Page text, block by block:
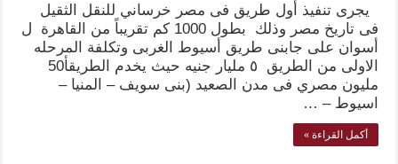
يجرى تنفيذ أول طريق فى مصر خرساني للنقل الثقيل
فى تاريخ مصر وذلك بطول 1000 كم تقريباً من القاهرة ل
أسوان على جابنى طريق أسيوط الغربى وتكلفة المرحله
الاولى من الطريق ٥ مليار جنيه حيث يخدم الطريقأ50
مليون مصري فى مدن الصعيد (بنى سويف – المنيا –
اسيوط – …
أكمل القراءة »